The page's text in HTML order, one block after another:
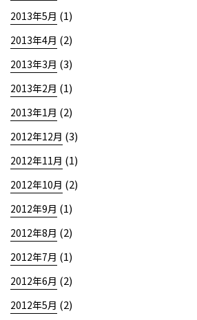
2013年5月 (1)
2013年4月 (2)
2013年3月 (3)
2013年2月 (1)
2013年1月 (2)
2012年12月 (3)
2012年11月 (1)
2012年10月 (2)
2012年9月 (1)
2012年8月 (2)
2012年7月 (1)
2012年6月 (2)
2012年5月 (2)